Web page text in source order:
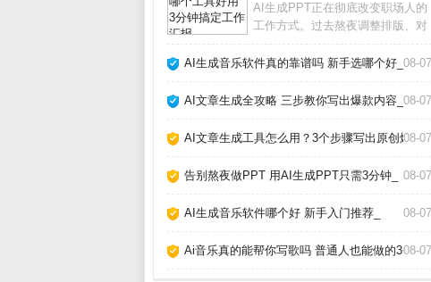
AI生成PPT正在彻底改变职场人的
工作方式。过去熬夜调整排版、对
几分钟就能完成。从实际体验来
是根据文字内容自动生成逻辑清
AI生成音乐软件真的靠谱吗 新手选哪个好_ 08-07
AI文章生成全攻略 三步教你写出爆款内容_ 08-07
AI文章生成工具怎么用？3个步骤写出原创爆款_
08-07
告别熬夜做PPT 用AI生成PPT只需3分钟_ 08-07
AI生成音乐软件哪个好 新手入门推荐_ 08-07
Ai音乐真的能帮你写歌吗 普通人也能做的3个神08-07